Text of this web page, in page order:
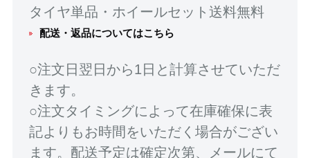
タイヤ単品・ホイールセット送料無料
配送・返品についてはこちら
○注文日翌日から1日と計算させていただ
きます。
○注文タイミングによって在庫確保に表
記よりもお時間をいただく場合がござい
ます。配送予定は確定次第、メールにて